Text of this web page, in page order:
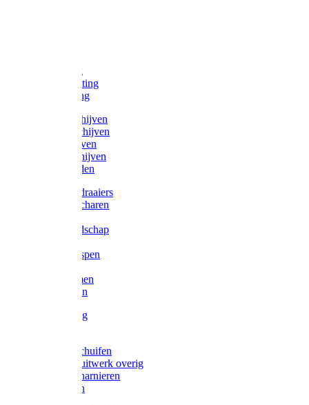
Voetketting
Scheepsketting
Victorketting
Afbraamschijven
Doorslijpschijven
Lamelschijven
Diamantschijven
Laselektroden
Schroevendraaiers
Tangen / Scharen
Meetgereedschap
Vijlen / Raspen
Lijmklemmen
Waterpassen
Bouwbeslag
Grendels/schuifen
Hang en sluitwerk overig
Hengen/scharnieren
Scharnieren